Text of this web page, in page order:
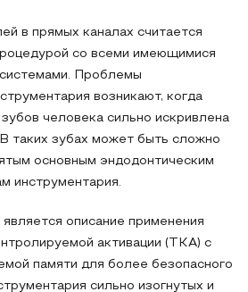
в прямых каналах считается
со всеми имеющимися
Проблемы
возникают, когда
человека сильно искривлена
таких зубах может быть сложно
основным эндодонтическим
инструментария.
описание применения
активации (ТКА) с
памяти для более безопасного
сильно изогнутых и